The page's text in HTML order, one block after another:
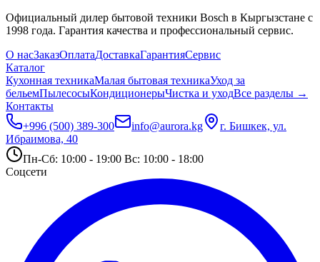
Официальный дилер бытовой техники Bosch в Кыргызстане с
1998 года. Гарантия качества и профессиональный сервис.
О насЗаказОплатаДоставкаГарантияСервис
Каталог
Кухонная техникаМалая бытовая техникаУход за
бельемПылесосыКондиционерыЧистка и уходВсе разделы →
Контакты
+996 (500) 389-300
info@aurora.kg
г. Бишкек, ул.
Ибраимова, 40
Пн-Сб: 10:00 - 19:00 Вс: 10:00 - 18:00
Соцсети